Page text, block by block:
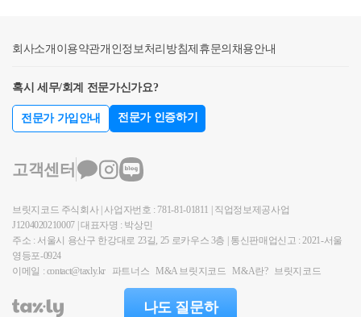
나도 질문하
의 의미는 취득세와 다소 다릅니다. 양도소득세 기준 1
참고하시면 됩니다.https://blog.naver.com/cta_moonyh/22
2042189882
요건이 충족되어도 별도세대가 될 수 없습니다.2. 동거
어느 한사람이 65세 미만인 경우 포함)하기 위하여 30
세 이상의 자녀, 혼인한 자녀 또는 소득요건을 충족하
는 성년인 자녀가 합가한 경우에는 각각을 별도세대로
로 세대 전원이 90일 이상 출국하는 경우로서 해당 세
고한 경우에는 별도 세대로 봅니다.4. 취득 후 60일 이
내 세대 분리별도의 세대를 구성할 수 있는 사람이 주
택을 취득한 날부터 60일 이내에 세대를 분리하기 위
하여 그 취득한 주택으로 주소지를 이전하는 경우에는
별도세대로 봅니다.※ 참고로 양도소득세에서 1세대
년 1월 2일 이후 잔금을 매도자에게 지급한 경우에는
적용 가능Q2. 개정안 적용대상을 2025년 1월 2일 이후
취득하는 주택으로 제한 하는 이유는?➜ 기존 보유하
고 있던 주택에 대한 세제 지원이 아닌, 지역 주택경기
을 구입한 경우로 한정해 세부담을 완화한 것임Q3. 저
위는?➜ ｢수도권정비계획법｣ 제2조에 따른 수도권(서
울·인천·경기)을 제외한 비수도권(광역시 포함) 을 말
함- 다만, ｢도시 및 주거환경정비법｣ 제2조 제1호에 따
른 정비구역 (종전의 ｢주택건설촉진법｣에 따라 설립인
가를 받은 재건축조합의 사업부지를 포함) 으로 지정·
고시된 지역 또는 ｢빈집 및 소규모주택 정비에 관한 특
회사소개 이용약관개인정보처리방침제휴문의 채용안내
혹시 세무/회계 전문가신가요?
전문가 가입안내 전문가 인증하기
고객센터
브릿지코드 주식회사 | 사업자번호 : 781-81-01811 | 직업정보제공사업
J1204020210007 | 대표자명 : 박상민
주소 : 서울시 용산구 한강대로 23길, 25 로카우스 3층 | 통신판매업신고 : 2021-서울
영등포-0924
이메일 : contact@taxly.kr
파트너스 M&A 브릿지코드 M&A란? 브릿지코드